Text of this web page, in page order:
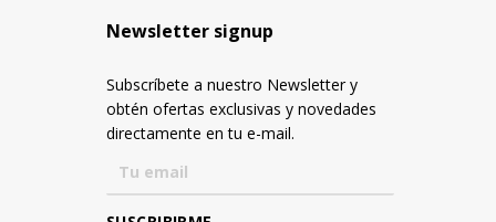
Newsletter signup
Subscríbete a nuestro Newsletter y
obtén ofertas exclusivas y novedades
directamente en tu e-mail.